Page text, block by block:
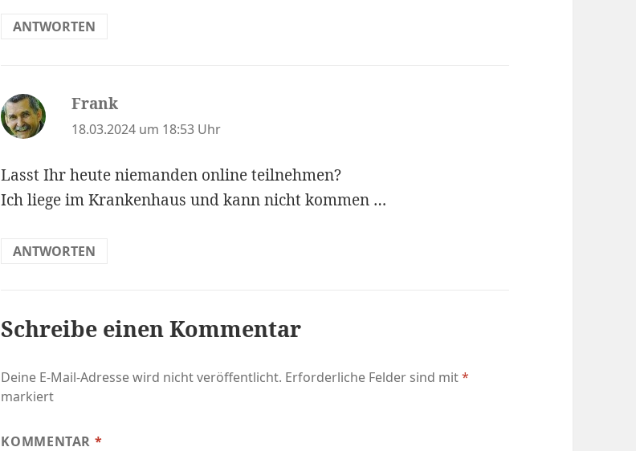
ANTWORTEN
Frank
18.03.2024 um 18:53 Uhr
Lasst Ihr heute niemanden online teilnehmen?
Ich liege im Krankenhaus und kann nicht kommen …
ANTWORTEN
Schreibe einen Kommentar
Deine E-Mail-Adresse wird nicht veröffentlicht. Erforderliche Felder sind mit*
markiert
KOMMENTAR *